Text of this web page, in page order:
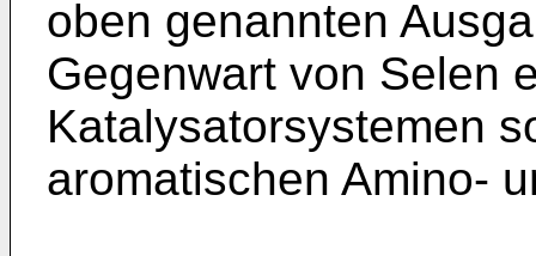
oben genannten
Gegenwart von Selen
Katalysatorsystemen
aromatischen Amino-